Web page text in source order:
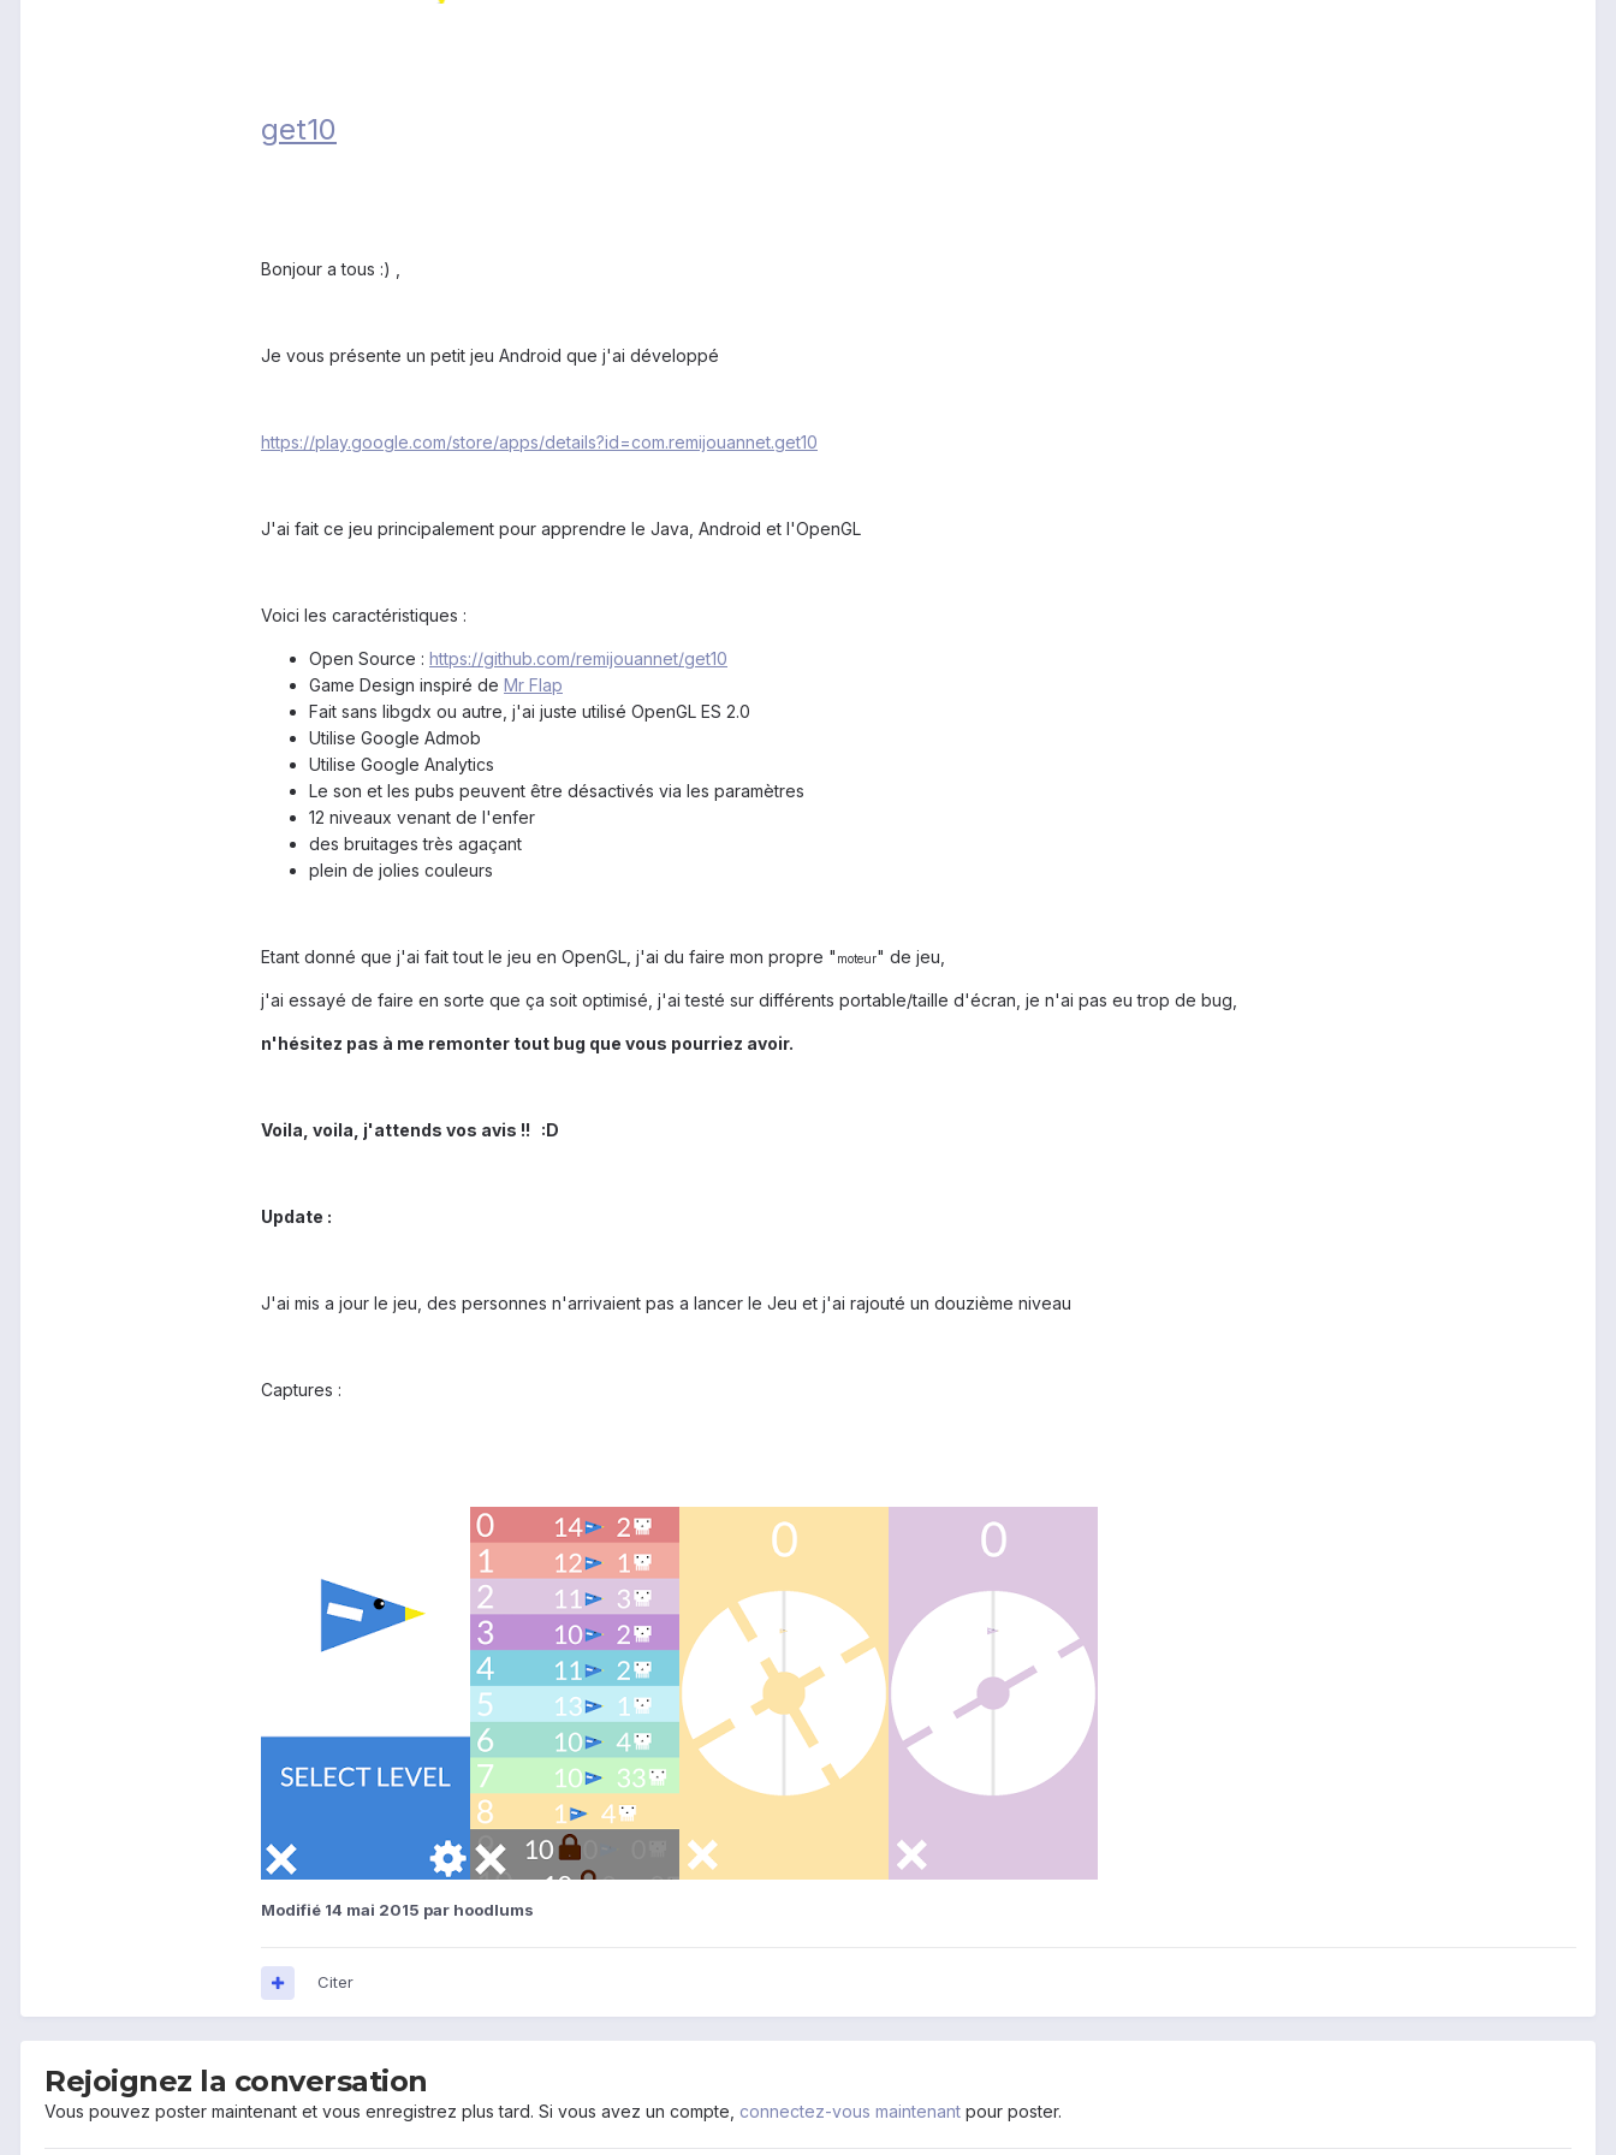
get10
Bonjour a tous :) ,
Je vous présente un petit jeu Android que j'ai développé
https://play.google.com/store/apps/details?id=com.remijouannet.get10
J'ai fait ce jeu principalement pour apprendre le Java, Android et l'OpenGL
Voici les caractéristiques :
Open Source : https://github.com/remijouannet/get10
Game Design inspiré de Mr Flap
Fait sans libgdx ou autre, j'ai juste utilisé OpenGL ES 2.0
Utilise Google Admob
Utilise Google Analytics
Le son et les pubs peuvent être désactivés via les paramètres
12 niveaux venant de l'enfer
des bruitages très agaçant
plein de jolies couleurs
Etant donné que j'ai fait tout le jeu en OpenGL, j'ai du faire mon propre " moteur" de jeu,
j'ai essayé de faire en sorte que ça soit optimisé, j'ai testé sur différents portable/taille d'écran, je n'ai pas eu trop de bug,
n'hésitez pas à me remonter tout bug que vous pourriez avoir.
Voila, voila, j'attends vos avis !! :D
Update :
J'ai mis a jour le jeu, des personnes n'arrivaient pas a lancer le Jeu et j'ai rajouté un douzième niveau
Captures :
Modifié 14 mai 2015 par hoodlums
Citer
Rejoignez la conversation
Vous pouvez poster maintenant et vous enregistrez plus tard. Si vous avez un compte, connectez-vous maintenant pour poster.